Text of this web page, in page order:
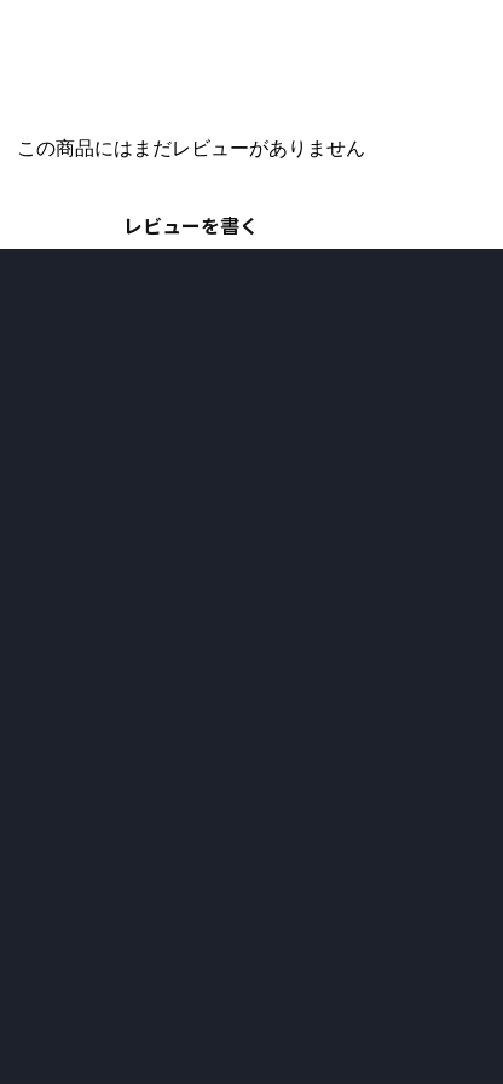
この商品にはまだレビューがありません
レビューを書く